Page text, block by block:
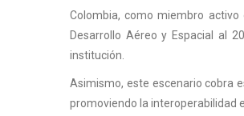
Colombia, como miembro
Desarrollo Aéreo y Espacial al
institución.
Asimismo, este escenario cobra
promoviendo la interoperabilidad